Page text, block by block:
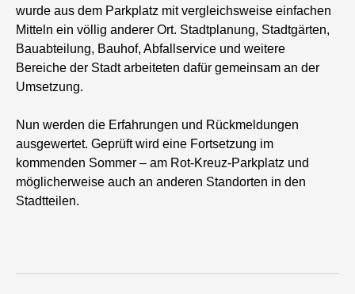
wurde aus dem Parkplatz mit vergleichsweise einfachen
Mitteln ein völlig anderer Ort. Stadtplanung, Stadtgärten,
Bauabteilung, Bauhof, Abfallservice und weitere
Bereiche der Stadt arbeiteten dafür gemeinsam an der
Umsetzung.
Nun werden die Erfahrungen und Rückmeldungen
ausgewertet. Geprüft wird eine Fortsetzung im
kommenden Sommer – am Rot-Kreuz-Parkplatz und
möglicherweise auch an anderen Standorten in den
Stadtteilen.